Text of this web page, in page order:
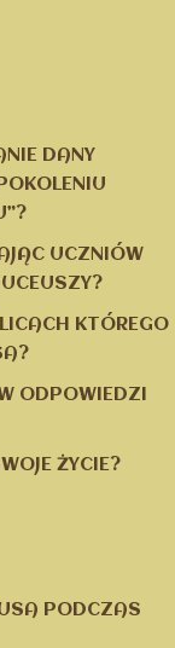
DANY
UCZNIÓW
KTÓREGO
ODPOWIEDZI
ŻYCIE?
PODCZAS